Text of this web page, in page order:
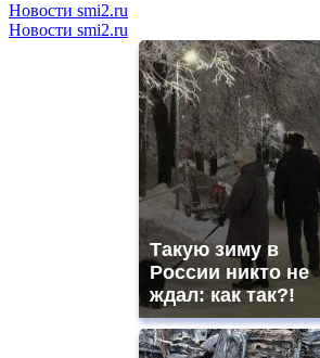
Новости smi2.ru
Новости smi2.ru
Такую зиму в
России никто не
ждал: как так?!